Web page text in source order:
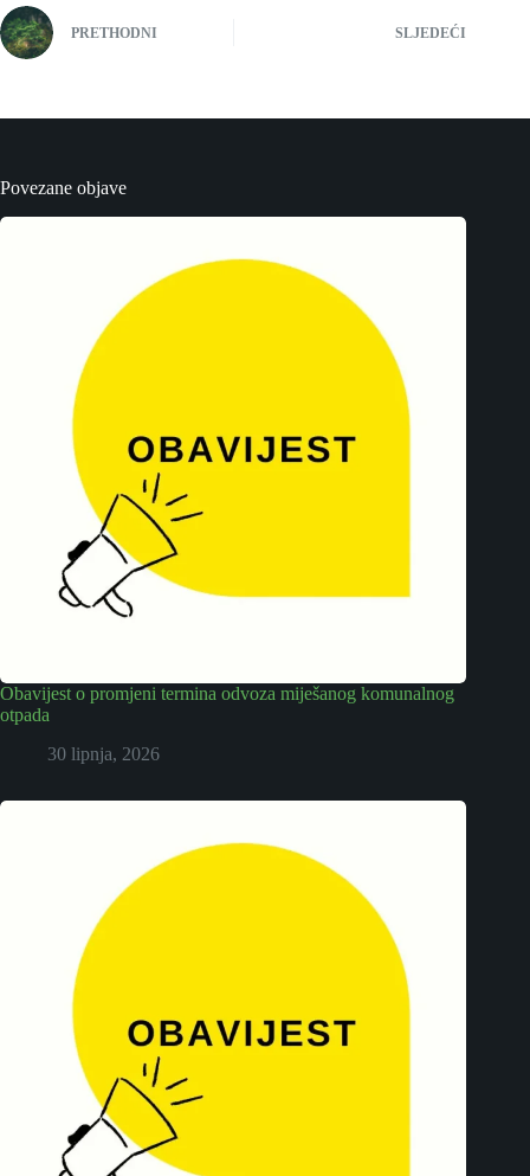
PRETHODNI SLJEDEĆI
Povezane objave
Obavijest o promjeni termina odvoza miješanog komunalnog
otpada
30 lipnja, 2026